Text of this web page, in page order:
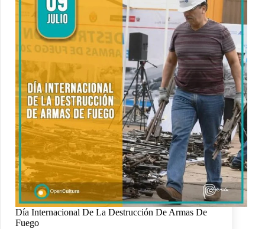
Día Internacional De La Destrucción De Armas De
Fuego